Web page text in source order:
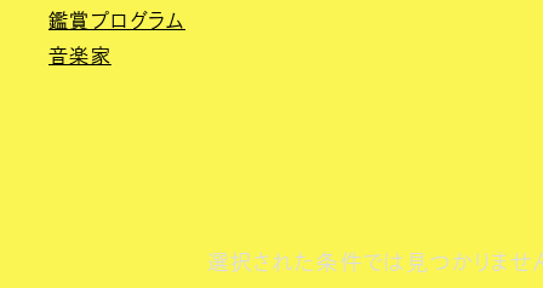
鑑賞プログラム
音楽家
選択された条件では見つかりませ